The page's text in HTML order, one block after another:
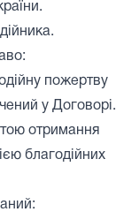
пожертву
у Договорі.
отримання
благодійних